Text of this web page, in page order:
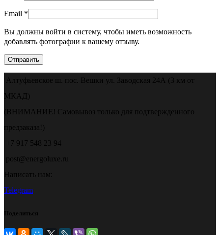
Email *
Вы должны войти в систему, чтобы иметь возможность
добавлять фотографии к вашему отзыву.
Алтуфьевское ш. пос. Вешки ул. Заводская 24А (3 км от
МКАД)
(ВНИМАНИЕ! Самовывоз только для подтвержденного
предзаказа!)
+7 917 548 23 94
post@energoluxe.ru
Написать нам:
Telegram
Поделиться